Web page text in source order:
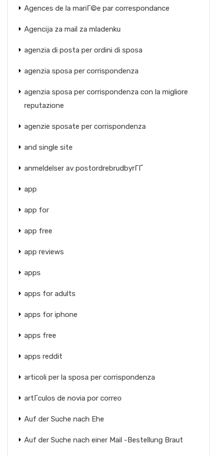
Agences de la mariГ©e par correspondance
Agencija za mail za mladenku
agenzia di posta per ordini di sposa
agenzia sposa per corrispondenza
agenzia sposa per corrispondenza con la migliore
reputazione
agenzie sposate per corrispondenza
and single site
anmeldelser av postordrebrudbyrГҐ
app
app for
app free
app reviews
apps
apps for adults
apps for iphone
apps free
apps reddit
articoli per la sposa per corrispondenza
artГ­culos de novia por correo
Auf der Suche nach Ehe
Auf der Suche nach einer Mail -Bestellung Braut